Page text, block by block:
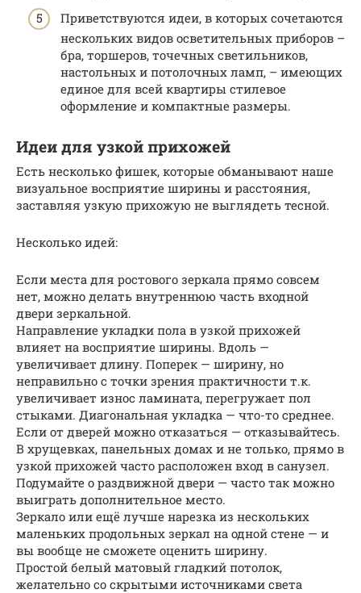
Приветствуются идеи, в которых сочетаются
нескольких видов осветительных приборов –
бра, торшеров, точечных светильников,
настольных и потолочных ламп, – имеющих
единое для всей квартиры стилевое
оформление и компактные размеры.
Идеи для узкой прихожей
Есть несколько фишек, которые обманывают наше
визуальное восприятие ширины и расстояния,
заставляя узкую прихожую не выглядеть тесной.
Несколько идей:
Если места для ростового зеркала прямо совсем
нет, можно делать внутреннюю часть входной
двери зеркальной.
Направление укладки пола в узкой прихожей
влияет на восприятие ширины. Вдоль —
увеличивает длину. Поперек — ширину, но
неправильно с точки зрения практичности т.к.
увеличивает износ ламината, перегружает пол
стыками. Диагональная укладка — что-то среднее.
Если от дверей можно отказаться — отказывайтесь.
В хрущевках, панельных домах и не только, прямо в
узкой прихожей часто расположен вход в санузел.
Подумайте о раздвижной двери — часто так можно
выиграть дополнительное место.
Зеркало или ещё лучше нарезка из нескольких
маленьких продольных зеркал на одной стене — и
вы вообще не сможете оценить ширину.
Простой белый матовый гладкий потолок,
желательно со скрытыми источниками света